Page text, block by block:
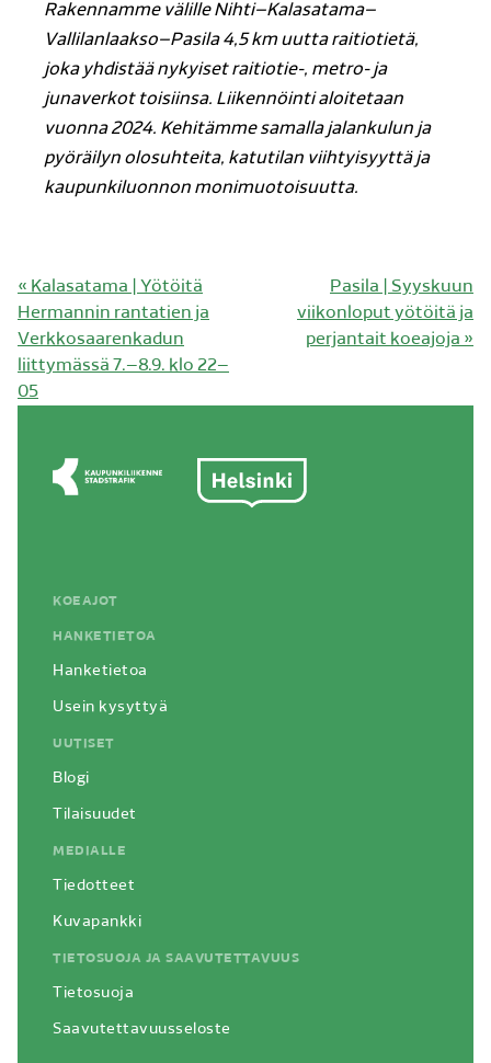
Rakennamme välille Nihti–Kalasatama–
Vallilanlaakso–Pasila 4,5 km uutta raitiotietä,
joka yhdistää nykyiset raitiotie-, metro- ja
junaverkot toisiinsa. Liikennöinti aloitetaan
vuonna 2024. Kehitämme samalla jalankulun ja
pyöräilyn olosuhteita, katutilan viihtyisyyttä ja
kaupunkiluonnon monimuotoisuutta.
« Edellinen
artikkeli:
Kalasatama | Yötöitä
Hermannin rantatien ja
Verkkosaarenkadun
liittymässä 7.–8.9. klo 22–
05
Seuraava
artikkeli:
Pasila | Syyskuun
viikonloput yötöitä ja
perjantait koeajoja »
KOEAJOT
HANKETIETOA
Hanketietoa
Usein kysyttyä
UUTISET
Blogi
Tilaisuudet
MEDIALLE
Tiedotteet
Kuvapankki
TIETOSUOJA JA SAAVUTETTAVUUS
Tietosuoja
Saavutettavuusseloste